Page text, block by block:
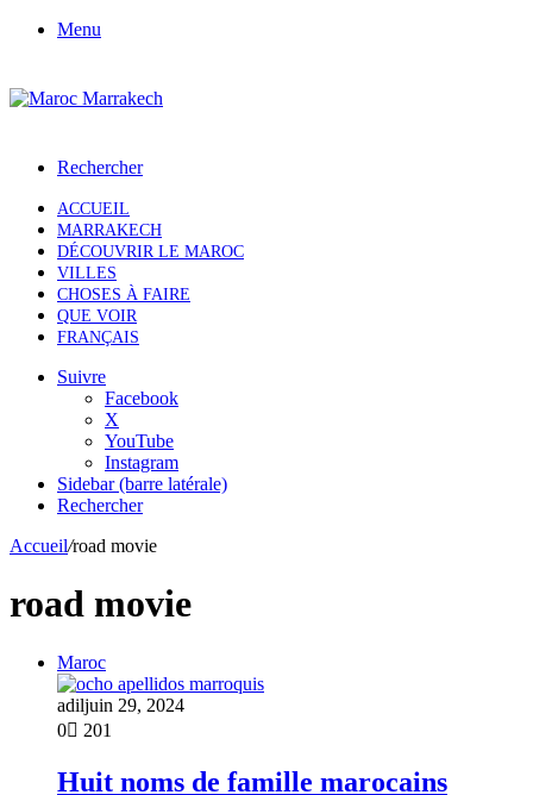
Menu
Rechercher
ACCUEIL
MARRAKECH
DÉCOUVRIR LE MAROC
VILLES
CHOSES À FAIRE
QUE VOIR
FRANÇAIS
Suivre
Facebook
X
YouTube
Instagram
Sidebar (barre latérale)
Rechercher
Accueil/road movie
road movie
Maroc
adiljuin 29, 2024
0
201
Huit noms de famille marocains